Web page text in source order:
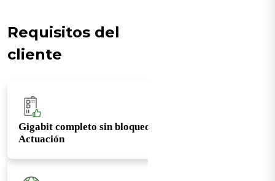
Requisitos del
cliente
Gigabit completo sin bloqueo
Actuación